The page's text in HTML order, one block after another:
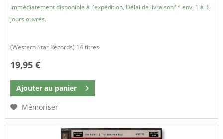
Immédiatement disponible à l'expédition, Délai de livraison** env. 1 à 3
jours ouvrés.
(Western Star Records) 14 titres
19,95 €
Ajouter au panier
Mémoriser